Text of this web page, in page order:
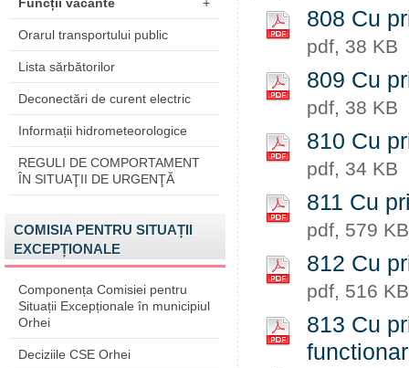
Orarul transportului public
Lista sărbătorilor
Deconectări de curent electric
Informații hidrometeorologice
REGULI DE COMPORTAMENT
ÎN SITUAŢII DE URGENŢĂ
COMISIA PENTRU SITUAȚII
EXCEPȚIONALE
Componența Comisiei pentru
Situații Excepționale în municipiul
Orhei
Deciziile CSE Orhei
808 Cu
pdf, 38 KB
809 Cu
pdf, 38 KB
810 Cu
pdf, 34 KB
811 Cu
pdf, 579 KB
812 Cu
pdf, 516 KB
813 Cu